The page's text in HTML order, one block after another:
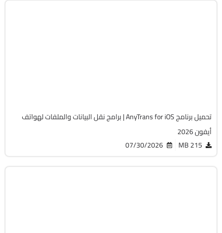
تحميل برنامج AnyTrans for iOS | برامج نقل البيانات والملفات لهواتف
أيفون 2026
215 MB
07/30/2026